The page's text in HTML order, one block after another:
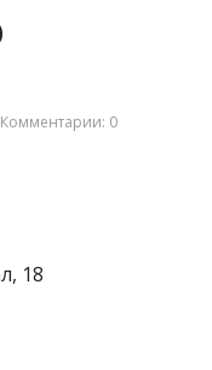
Комментарии: 0
18